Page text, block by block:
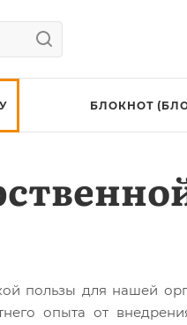
БЛОКНОТ
пользы для нашей
опыта от